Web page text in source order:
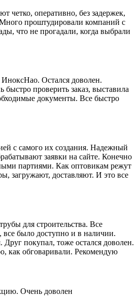
четко, оперативно, без задержек,
проштудировали компаний с
что не прогадали, когда выбрали
Остался доволен.
проверить заказ, выставила
документы. Все быстро
с самого их создания. Надежный
заявки на сайте. Конечно
партиями. Как оптовикам режут
загружают, доставляют. И это все
для строительства. Все
все было доступно и в наличии.
покупал, тоже остался доволен.
как обговаривали. Рекомендую
Очень доволен